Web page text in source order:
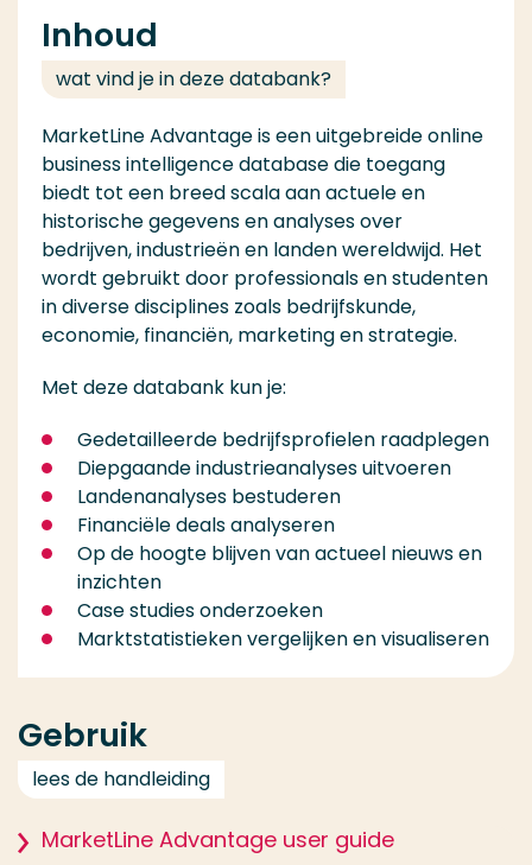
Inhoud
wat vind je in deze databank?
MarketLine Advantage is een uitgebreide online
business intelligence database die toegang
biedt tot een breed scala aan actuele en
historische gegevens en analyses over
bedrijven, industrieën en landen wereldwijd. Het
wordt gebruikt door professionals en studenten
in diverse disciplines zoals bedrijfskunde,
economie, financiën, marketing en strategie.
Met deze databank kun je:
Gedetailleerde bedrijfsprofielen raadplegen
Diepgaande industrieanalyses uitvoeren
Landenanalyses bestuderen
Financiële deals analyseren
Op de hoogte blijven van actueel nieuws en
inzichten
Case studies onderzoeken
Marktstatistieken vergelijken en visualiseren
Gebruik
lees de handleiding
MarketLine Advantage user guide